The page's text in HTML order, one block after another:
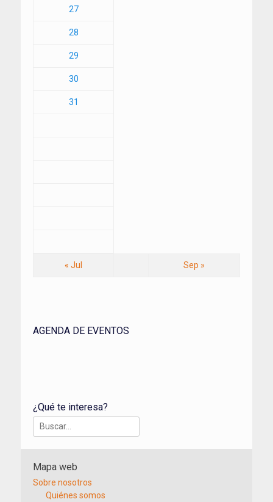
27
28
29
30
31
« Jul Sep »
AGENDA DE EVENTOS
¿Qué te interesa?
Buscar:
Mapa web
Sobre nosotros
Quiénes somos